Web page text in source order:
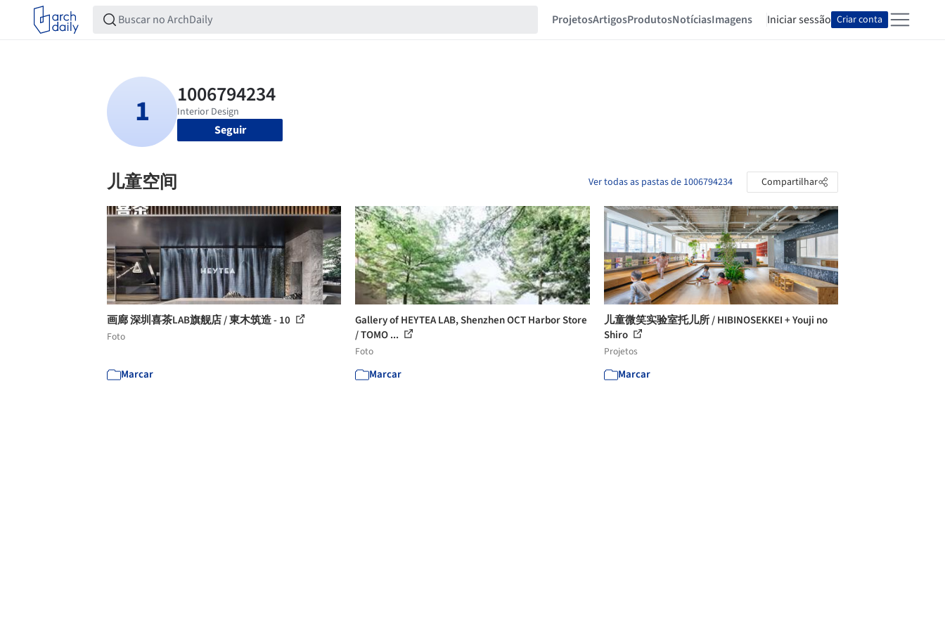
ProjetosArtigosProdutosNotíciasImagens Iniciar sessão Criar conta
Seguir
儿童空间 Ver todas as pastas de 1006794234 Compartilhar
画廊 深圳喜茶LAB旗舰店 / 東木筑造 - 10
Foto
Marcar
Gallery of HEYTEA LAB, Shenzhen OCT Harbor Store
/ TOMO ...
Foto
Marcar
儿童微笑实验室托儿所 / HIBINOSEKKEI + Youji no
Shiro
Projetos
Marcar